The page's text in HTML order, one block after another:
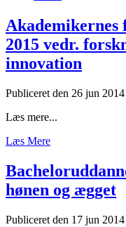
2015 vedr.
innovation
Publiceret den 26 jun 2014
Læs mere...
Læs Mere
hønen og ægget
Publiceret den 17 jun 2014